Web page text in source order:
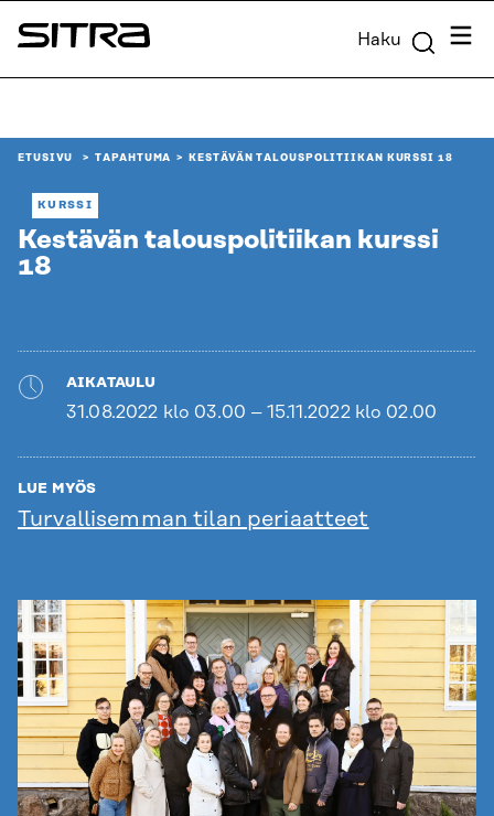
Siirry
suoraan
Sitra Haku
ETUSIVU TAPAHTUMA KESTÄVÄN TALOUSPOLITIIKAN KURSSI 18
KURSSI
Kestävän talouspolitiikan kurssi
18
AIKATAULU
31.08.2022 klo 03.00 – 15.11.2022 klo 02.00
LUE MYÖS
Turvallisemman tilan periaatteet